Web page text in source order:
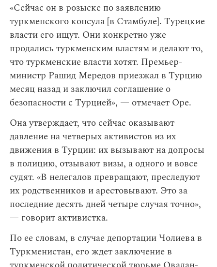
«Сейчас он в розыске по заявлению
туркменского консула [в Стамбуле]. Турецкие
власти его ищут. Они конкретно уже
продались туркменским властям и делают то,
что туркменские власти хотят. Премьер-
министр Рашид Мередов приезжал в Турцию
месяц назад и заключил соглашение о
безопасности с Турцией», — отмечает Оре.
Она утверждает, что сейчас оказывают
давление на четверых активистов из их
движения в Турции: их вызывают на допросы
в полицию, отзывают визы, а одного и вовсе
судят. «В нелегалов превращают, преследуют
их родственников и арестовывают. Это за
последние десять дней четыре случая точно»,
— говорит активистка.
По ее словам, в случае депортации Чолиева в
Туркменистан, его ждет заключение в